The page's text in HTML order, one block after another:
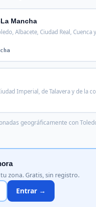
Mancha
Albacete, Ciudad Real, Cuenca
Imperial, de Talavera y de la
geográficamente con
zona. Gratis, sin registro.
Entrar →